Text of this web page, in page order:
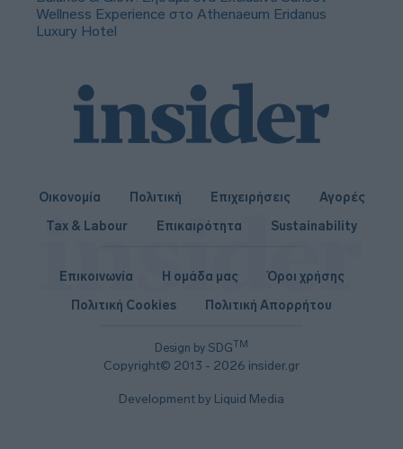
Wellness Experience στο Athenaeum Eridanus
Luxury Hotel
Οικονομία Πολιτική Επιχειρήσεις
Αγορές
Tax & Labour
Επικαιρότητα Sustainability
Design by SDGTM
Copyright© 2013 - 2026 insider.gr
Επικοινωνία Η ομάδα μας
Όροι χρήσης
Πολιτική Cookies
Πολιτική Απορρήτου
Development by Liquid Media